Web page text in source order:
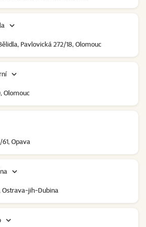
Pavlovická 272/18, Olomouc
Olomouc
Opava
Ostrava-jih-Dubina